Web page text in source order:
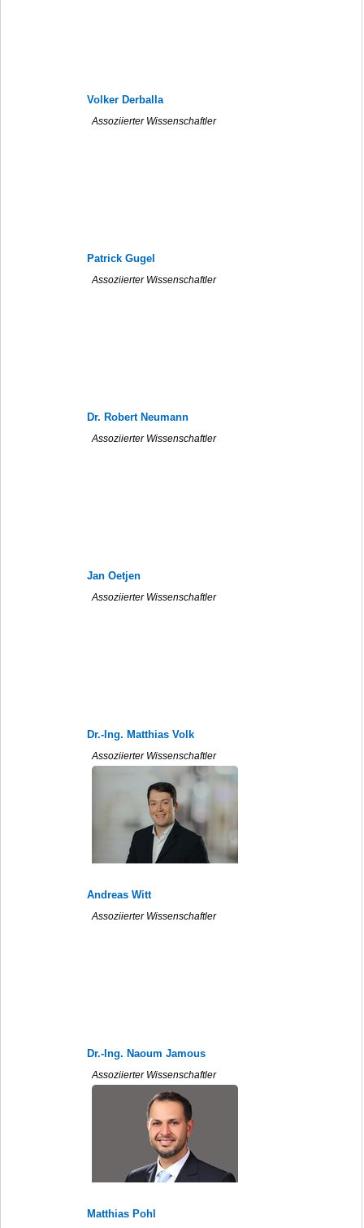
Volker Derballa
Assoziierter Wissenschaftler
Patrick Gugel
Assoziierter Wissenschaftler
Dr. Robert Neumann
Assoziierter Wissenschaftler
Jan Oetjen
Assoziierter Wissenschaftler
Dr.-Ing. Matthias Volk
Assoziierter Wissenschaftler
Andreas Witt
Assoziierter Wissenschaftler
Dr.-Ing. Naoum Jamous
Assoziierter Wissenschaftler
Matthias Pohl